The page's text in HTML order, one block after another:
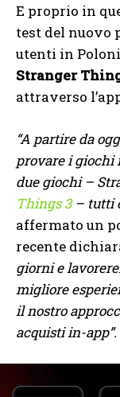
E proprio in
test del nuovo
utenti in
Stranger
attraverso
“A partire da
provare i giochi
due giochi –
Things 3– tutti
affermato un
recente
giorni e
migliore
il nostro
acquisti in-app”.